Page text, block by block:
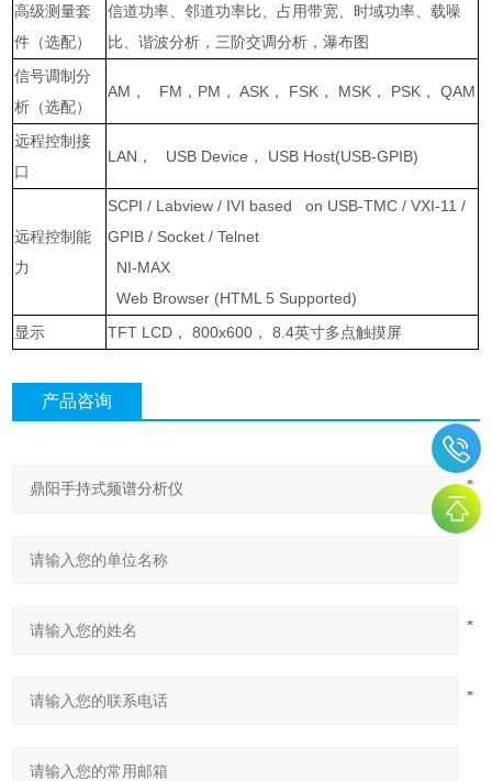
高级测量套
件（选配）
信道功率、邻道功率比、占用带宽、时域功率、载噪
比、谐波分析，三阶交调分析，瀑布图
信号调制分
析（选配）
AM ， FM ， PM ， ASK ， FSK ， MSK ， PSK ， QAM
远程控制接
口
LAN ， USB Device ， USB Host(USB-GPIB)
远程控制能
力
SCPI / Labview / IVI based on USB-TMC / VXI-11 /
GPIB / Socket / Telnet
NI-MAX
Web Browser (HTML 5 Supported)
显示
TFT LCD ， 800x600 ， 8.4英寸多点触摸屏
产品咨询